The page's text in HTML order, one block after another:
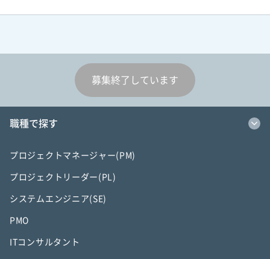
募集終了しています
職種で探す
プロジェクトマネージャー(PM)
プロジェクトリーダー(PL)
システムエンジニア(SE)
PMO
ITコンサルタント